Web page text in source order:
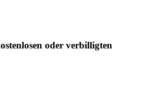
oder verbilligten